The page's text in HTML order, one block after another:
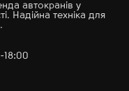
автокранів у
Надійна техніка для
18:00